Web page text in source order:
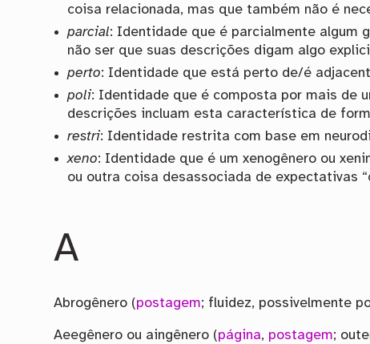
coisa relacionada, mas que também não é
parcial: Identidade que é parcialmente algum
não ser que suas descrições digam algo
perto: Identidade que está perto de/é
poli: Identidade que é composta por mais de
descrições incluam esta característica de
restri: Identidade restrita com base em
xeno: Identidade que é um xenogênero ou
ou outra coisa desassociada de expectativas
A
Abrogênero (postagem; fluidez, possivelmente
Aeegênero ou aingênero (página, postagem;